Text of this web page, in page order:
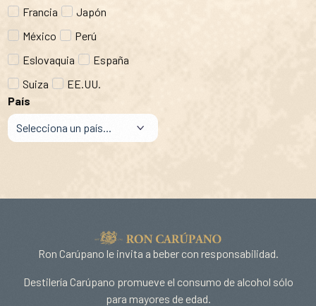
Francia
Japón
México
Perú
Eslovaquia
España
Suiza
EE.UU.
País
Ron Carúpano le invita a beber con responsabilidad.
Destilería Carúpano promueve el consumo de alcohol sólo
para mayores de edad.